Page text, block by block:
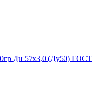
Дн 57х3,0 (Ду50) ГОСТ